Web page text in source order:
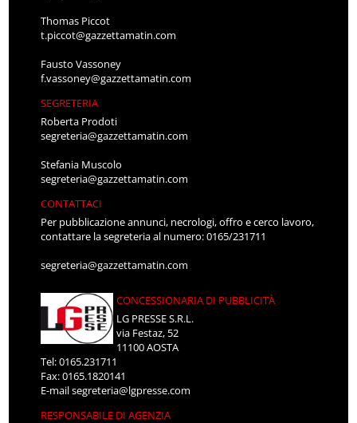
Thomas Piccot
t.piccot@gazzettamatin.com
Fausto Vassoney
f.vassoney@gazzettamatin.com
SEGRETERIA
Roberta Prodoti
segreteria@gazzettamatin.com
Stefania Muscolo
segreteria@gazzettamatin.com
CONTATTACI
Per pubblicazione annunci, necrologi, offro e cerco lavoro,
contattare la segreteria al numero: 0165/231711
segreteria@gazzettamatin.com
CONCESSIONARIA DI PUBBLICITÀ
LG PRESSE S.R.L.
via Festaz, 52
11100 AOSTA
Tel: 0165.231711
Fax: 0165.1820141
E-mailsegreteria@lgpresse.com
RESPONSABILE DI AGENZIA